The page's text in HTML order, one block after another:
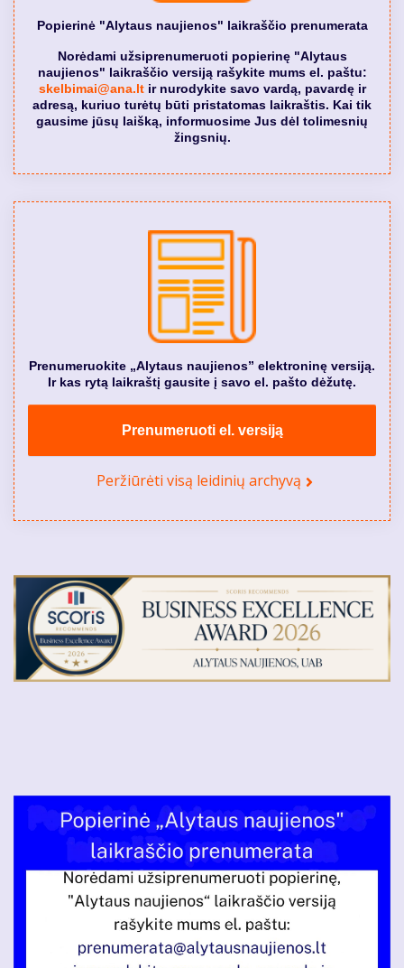
Popierinė "Alytaus naujienos" laikraščio prenumerata
Norėdami užsiprenumeruoti popierinę "Alytaus
naujienos" laikraščio versiją rašykite mums el. paštu:
skelbimai@ana.ltir nurodykite savo vardą, pavardę ir
adresą, kuriuo turėtų būti pristatomas laikraštis. Kai tik
gausime jūsų laišką, informuosime Jus dėl tolimesnių
žingsnių.
Prenumeruokite „Alytaus naujienos” elektroninę versiją.
Ir kas rytą laikraštį gausite į savo el. pašto dėžutę.
Prenumeruoti el. versiją
Peržiūrėti visą leidinių archyvą